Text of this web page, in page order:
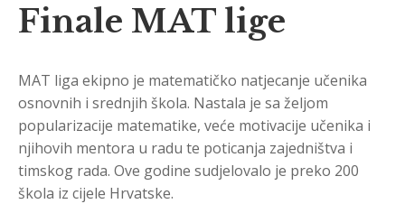
Finale MAT lige
MAT liga ekipno je matematičko natjecanje učenika
osnovnih i srednjih škola. Nastala je sa željom
popularizacije matematike, veće motivacije učenika i
njihovih mentora u radu te poticanja zajedništva i
timskog rada. Ove godine sudjelovalo je preko 200
škola iz cijele Hrvatske.